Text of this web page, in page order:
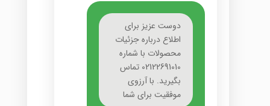
دوست عزیز برای
اطلاع درباره جزئیات
محصولات با شماره
02122691010 تماس
بگیرید. با آرزوی
موفقیت برای شما